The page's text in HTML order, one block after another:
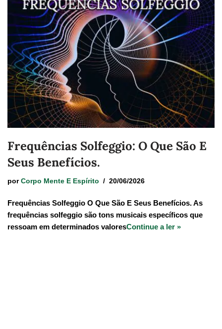
Frequências Solfeggio: O Que São E
Seus Benefícios.
por Corpo Mente E Espírito 20/06/2026
Frequências Solfeggio O Que São E Seus Benefícios. As
frequências solfeggio são tons musicais específicos que
ressoam em determinados valoresContinue a ler »